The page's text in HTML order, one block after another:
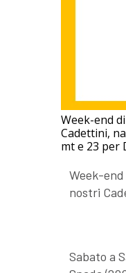
Week-end
Cadettini,
mt e 23 per
Week-
nostri
Sabato a